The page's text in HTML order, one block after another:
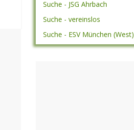
Suche - JSG Ahrbach
Suche - vereinslos
Suche - ESV München (West)